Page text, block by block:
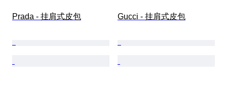
Prada - 挂肩式皮包 Gucci - 挂肩式皮包